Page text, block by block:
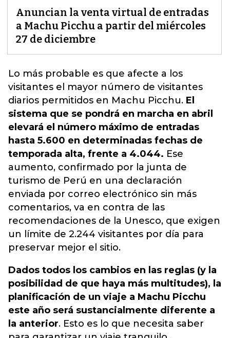
Anuncian la venta virtual de entradas
a Machu Picchu a partir del miércoles
27 de diciembre
Lo más probable es que afecte a los
visitantes el mayor número de visitantes
diarios permitidos en Machu Picchu. El
sistema que se pondrá en marcha en abril
elevará el número máximo de entradas
hasta 5.600 en determinadas fechas de
temporada alta, frente a 4.044. Ese
aumento, confirmado por la junta de
turismo de Perú en una declaración
enviada por correo electrónico sin más
comentarios, va en contra de las
recomendaciones de la Unesco, que exigen
un límite de 2.244 visitantes por día para
preservar mejor el sitio.
Dados todos los cambios en las reglas (y la
posibilidad de que haya más multitudes), la
planificación de un viaje a Machu Picchu
este año será sustancialmente diferente a
la anterior. Esto es lo que necesita saber